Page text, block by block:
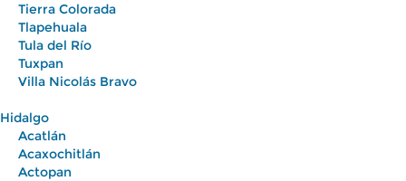
Tierra Colorada
Tlapehuala
Tula del Río
Tuxpan
Villa Nicolás Bravo
Hidalgo
Acatlán
Acaxochitlán
Actopan